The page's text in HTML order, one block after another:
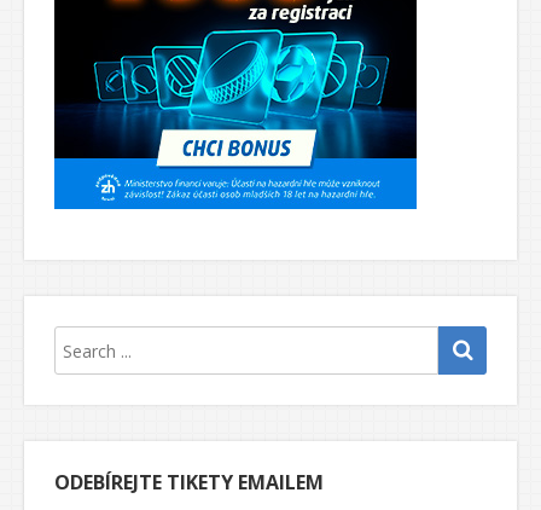
ODEBÍREJTE TIKETY EMAILEM